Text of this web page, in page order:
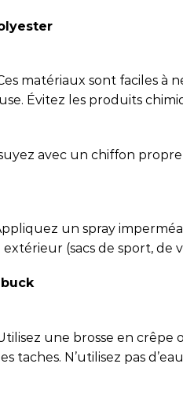
matériaux sont faciles à
Évitez les produits
avec un chiffon propre
un spray
extérieur (sacs de sport, de
une brosse en crêpe
taches. N’utilisez pas